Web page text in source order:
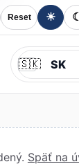
Reset ☀ ☾
🇸🇰
Späť na